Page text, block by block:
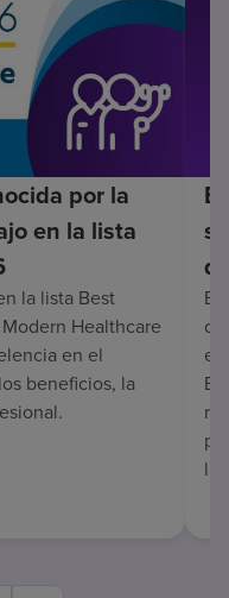
por la
en la lista
la lista Best
Healthcare
en el
beneficios, la